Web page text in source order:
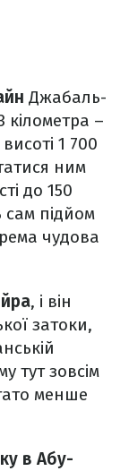
Джабаль-
кілометра –
1 700
ним
до 150
сам підйом
чудова
, і він
затоки,
тут зовсім
менше
в Абу-